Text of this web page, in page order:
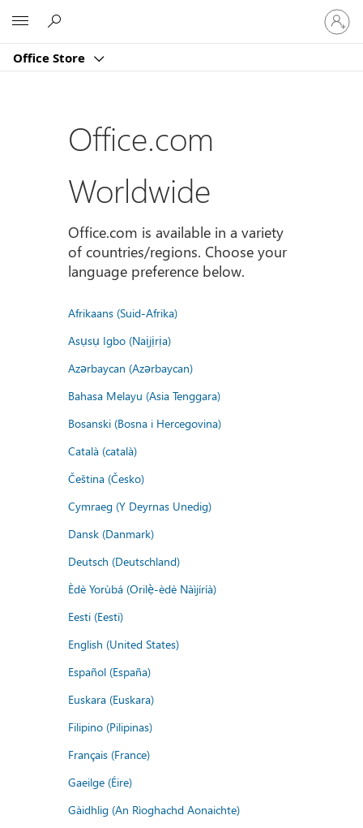
Office Store
登
入
您
Office.com
Worldwide
Office.com is available in a variety
of countries/regions. Choose your
language preference below.
Afrikaans (Suid-Afrika)
Asụsụ Igbo (Naịjịrịa)
Azərbaycan (Azərbaycan)
Bahasa Melayu (Asia Tenggara)
Bosanski (Bosna i Hercegovina)
Català (català)
Čeština (Česko)
Cymraeg (Y Deyrnas Unedig)
Dansk (Danmark)
Deutsch (Deutschland)
Èdè Yorùbá (Orilẹ̀-èdè Nàìjíríà)
Eesti (Eesti)
English (United States)
Español (España)
Euskara (Euskara)
Filipino (Pilipinas)
Français (France)
Gaeilge (Éire)
Gàidhlig (An Rìoghachd Aonaichte)